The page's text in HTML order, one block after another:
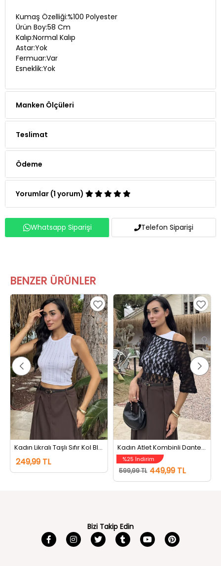
Kumaş Özelliği:%100 Polyester
Ürün Boy:58 Cm
Kalıp:Normal Kalıp
Astar:Yok
Fermuar:Var
Esneklik:Yok
Manken Ölçüleri
Teslimat
Ödeme
Yorumlar (1 yorum)
Whatsapp Siparişi Telefon Siparişi
BENZER ÜRÜNLER
Kadın Likralı Taşlı Sıfır Kol Bluz Beyaz
249,99 TL
Kadın Atlet Kombinli Dantel Bluz Siyahbeyaz
%25 İndirim
599,99 TL 449,99 TL
Bizi Takip Edin